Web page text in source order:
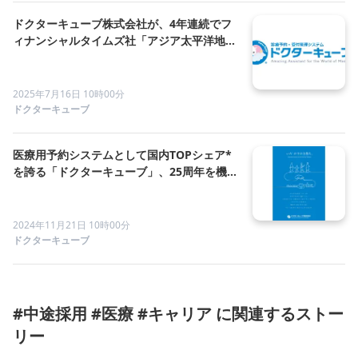
ドクターキューブ株式会社が、4年連続でフ
ィナンシャルタイムズ社「アジア太平洋地域
2025年7月16日 10時00分
ドクターキューブ
医療用予約システムとして国内TOPシェア*
を誇る「ドクターキューブ」、25周年を機に
2024年11月21日 10時00分
ドクターキューブ
#中途採用 #医療 #キャリア に関連するストー
リー